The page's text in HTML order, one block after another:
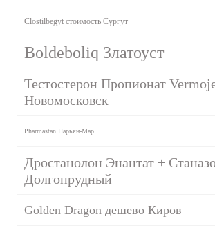
Clostilbegyt стоимость Сургут
Boldeboliq Златоуст
Тестостерон Пропионат
Новомосковск
Pharmastan Нарьян-Мар
Дростанолон Энантат +
Долгопрудный
Golden Dragon дешево Киров